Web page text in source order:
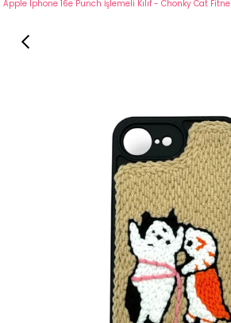
Apple Iphone 16e Punch İşlemeli Kılıf - Chonky Cat